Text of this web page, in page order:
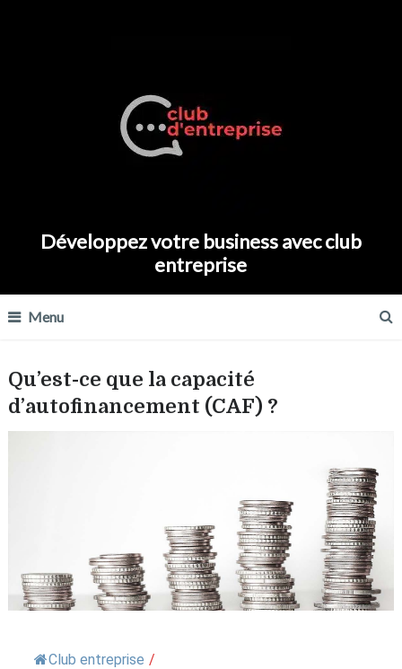
Développez votre business avec club
entreprise
Menu
Qu’est-ce que la capacité
d’autofinancement (CAF) ?
Club entreprise /